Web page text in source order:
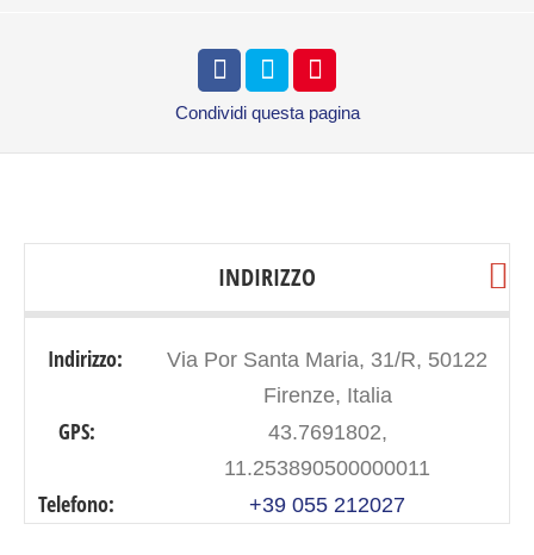
Condividi questa pagina
INDIRIZZO
Indirizzo:
Via Por Santa Maria, 31/R, 50122
Firenze, Italia
GPS:
43.7691802,
11.253890500000011
Telefono: +39 055 212027